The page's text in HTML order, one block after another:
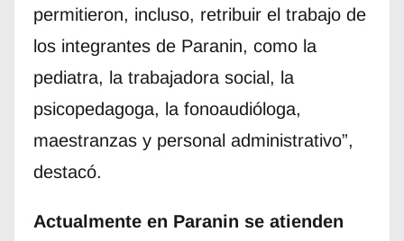
permitieron, incluso, retribuir el trabajo de
los integrantes de Paranin, como la
pediatra, la trabajadora social, la
psicopedagoga, la fonoaudióloga,
maestranzas y personal administrativo”,
destacó.
Actualmente en Paranin se atienden